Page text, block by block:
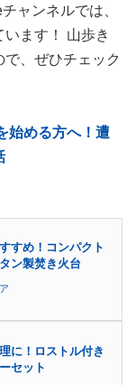
ャンネルでは、
ます！ 山歩き
、ぜひチェック
始める方へ！遭
すめ！コンパクト
ン製焚き火台
に！ロストル付き
セット